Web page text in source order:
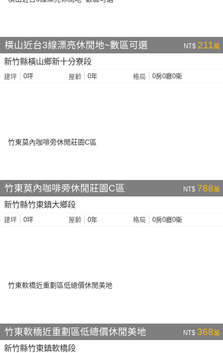
橫山近台3線漂亮休閒地~數區可選 NT$ 211萬
新竹縣橫山鄉新十分寮段
建坪 0坪 屋齡 0年 格局 0房0廳0衛
竹東莫內咖啡旁休閒莊園C區 NT$ 788萬
新竹縣竹東鎮大鄉段
建坪 0坪 屋齡 0年 格局 0房0廳0衛
竹東軟橋近重劃區低總價休閒美地 NT$ 368萬
新竹縣竹東鎮軟橋段